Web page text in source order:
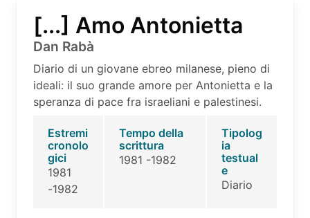
[...] Amo Antonietta
Dan Rabà
Diario di un giovane ebreo milanese, pieno di
ideali: il suo grande amore per Antonietta e la
speranza di pace fra israeliani e palestinesi.
Estremi
cronolo
gici
1981
-1982
Tempo della
scrittura
1981 -1982
Tipolog
ia
testual
e
Diario